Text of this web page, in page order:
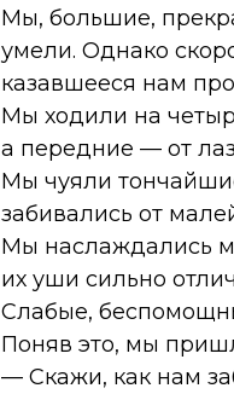
Мы, большие,
умели. Однако
казавшееся нам
Мы ходили на
а передние — от
Мы чуяли
забивались от
Мы наслаждались
их уши сильно
Слабые,
Поняв это, мы
— Скажи, как нам